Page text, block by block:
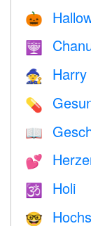
🎃
🕎
🧙
💊
📖
💕
🕉 Holi
🤓